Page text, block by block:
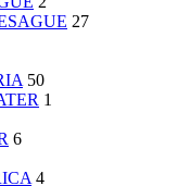
27
50
1
6
4